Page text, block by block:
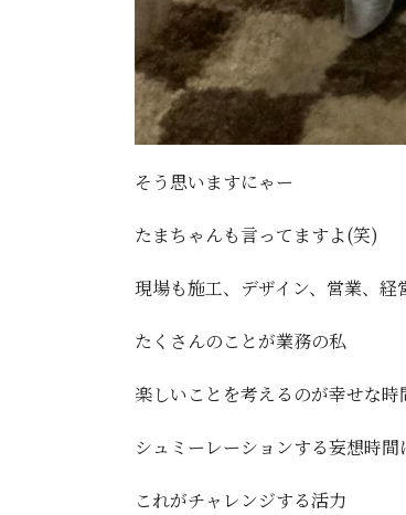
そう思いますにゃー
たまちゃんも言ってますよ(笑)
現場も施工、デザイン、営業、経
たくさんのことが業務の私
楽しいことを考えるのが幸せな時
シュミーレーションする妄想時間
これがチャレンジする活力